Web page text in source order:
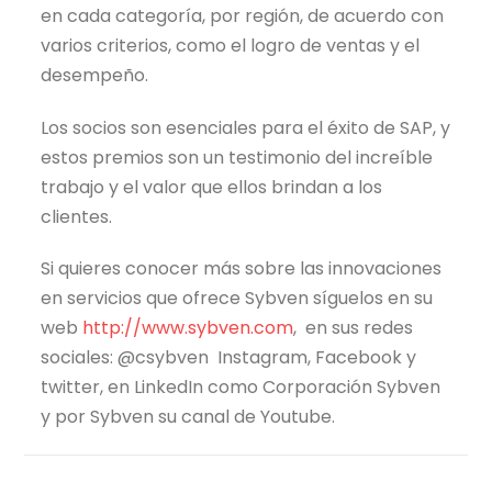
en cada categoría, por región, de acuerdo con
varios criterios, como el logro de ventas y el
desempeño.
Los socios son esenciales para el éxito de SAP, y
estos premios son un testimonio del increíble
trabajo y el valor que ellos brindan a los
clientes.
Si quieres conocer más sobre las innovaciones
en servicios que ofrece Sybven síguelos en su
web http://www.sybven.com, en sus redes
sociales: @csybven Instagram, Facebook y
twitter, en LinkedIn como Corporación Sybven
y por Sybven su canal de Youtube.